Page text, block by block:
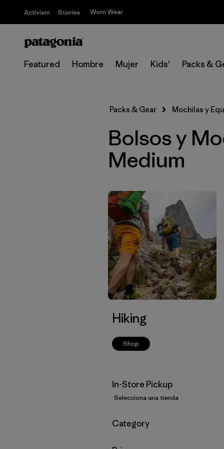
Activism Stories Worn Wear
Featured Hombre Mujer Kids' Packs &
Packs & Gear Mochilas y
Bolsos y
Medium
Hiking
Shop
In-Store Pickup
Selecciona una tienda
Filtrar por
Category